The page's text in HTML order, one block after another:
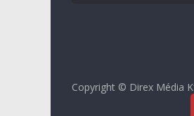
Copyright © Direx Média